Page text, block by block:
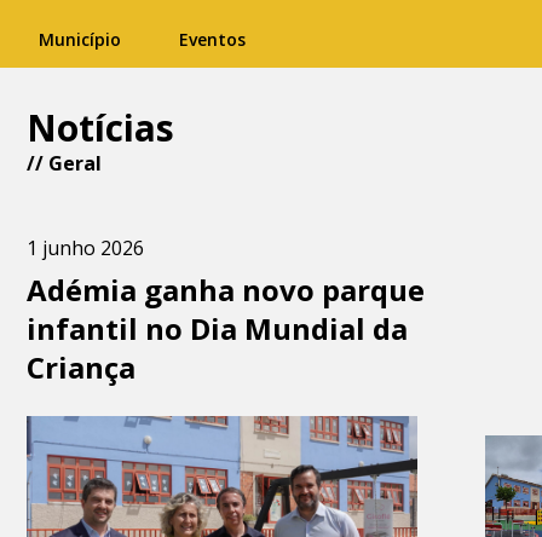
Município Eventos
Notícias
// Geral
1 junho 2026
Adémia ganha novo parque
infantil no Dia Mundial da
Criança